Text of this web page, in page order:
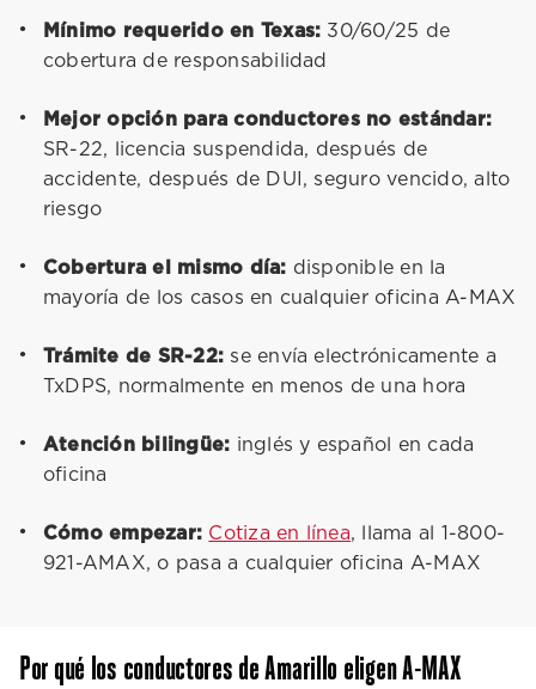
Mínimo requerido en Texas: 30/60/25 de
cobertura de responsabilidad
Mejor opción para conductores no estándar:
SR-22, licencia suspendida, después de
accidente, después de DUI, seguro vencido, alto
riesgo
Cobertura el mismo día: disponible en la
mayoría de los casos en cualquier oficina A-MAX
Trámite de SR-22: se envía electrónicamente a
TxDPS, normalmente en menos de una hora
Atención bilingüe: inglés y español en cada
oficina
Cómo empezar: Cotiza en línea, llama al 1-800-
921-AMAX, o pasa a cualquier oficina A-MAX
Por qué los conductores de Amarillo eligen A-MAX